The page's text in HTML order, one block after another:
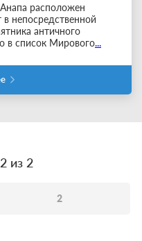
расположен
непосредственной
античного
в список Мирового...
из 2
2